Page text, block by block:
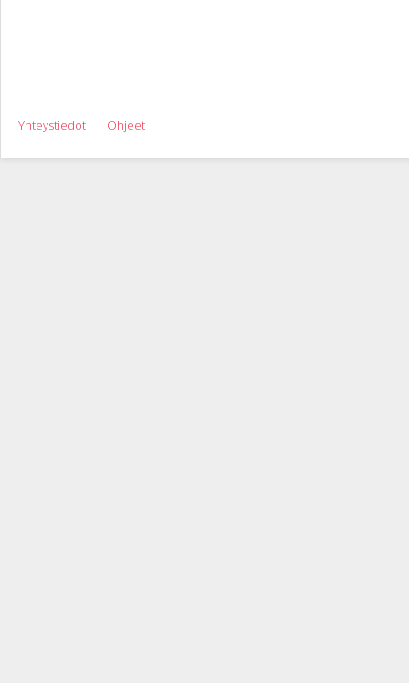
Yhteystiedot Ohjeet